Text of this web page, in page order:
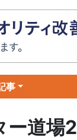
事
ー道場